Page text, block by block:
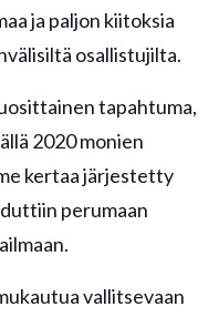
ja paljon kiitoksia
osallistujilta.
tapahtuma,
2020 monien
kertaa järjestetty
perumaan
vallitsevaan